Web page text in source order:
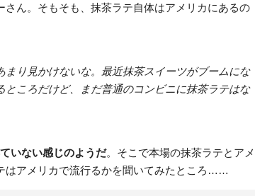
ん。そもそも、抹茶ラテ自体はアメリカにあるの
まり見かけないな。最近抹茶スイーツがブームにな
ところだけど、まだ普通のコンビニに抹茶ラテはな
いない感じのようだ。そこで本場の抹茶ラテとアメ
はアメリカで流行るかを聞いてみたところ……